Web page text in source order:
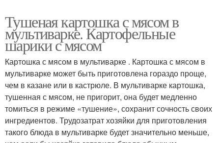
Тушеная картошка с мясом в
мультиварке. Картофельные
шарики с мясом
Картошка с мясом в мультиварке . Картошка с мясом в
мультиварке может быть приготовлена гораздо проще,
чем в казане или в кастрюле. В мультиварке картошка,
тушенная с мясом, не пригорит, она будет медленно
томиться в режиме «тушение», сохранит сочность своих
ингредиентов. Трудозатрат хозяйки для приготовления
такого блюда в мультиварке будет значительно меньше,